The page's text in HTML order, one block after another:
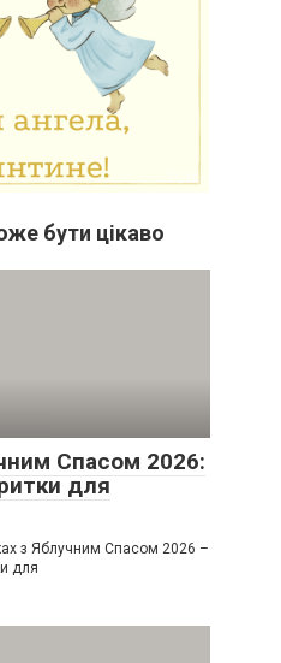
бути цікаво
Спасом 2026:
для
з Яблучним Спасом 2026 –
для